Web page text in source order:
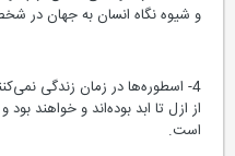
و شیوه نگاه انسان به جهان در
4- اسطوره‌ها در زمان زندگی
از ازل تا ابد بوده‌اند و خواهند بود
است.